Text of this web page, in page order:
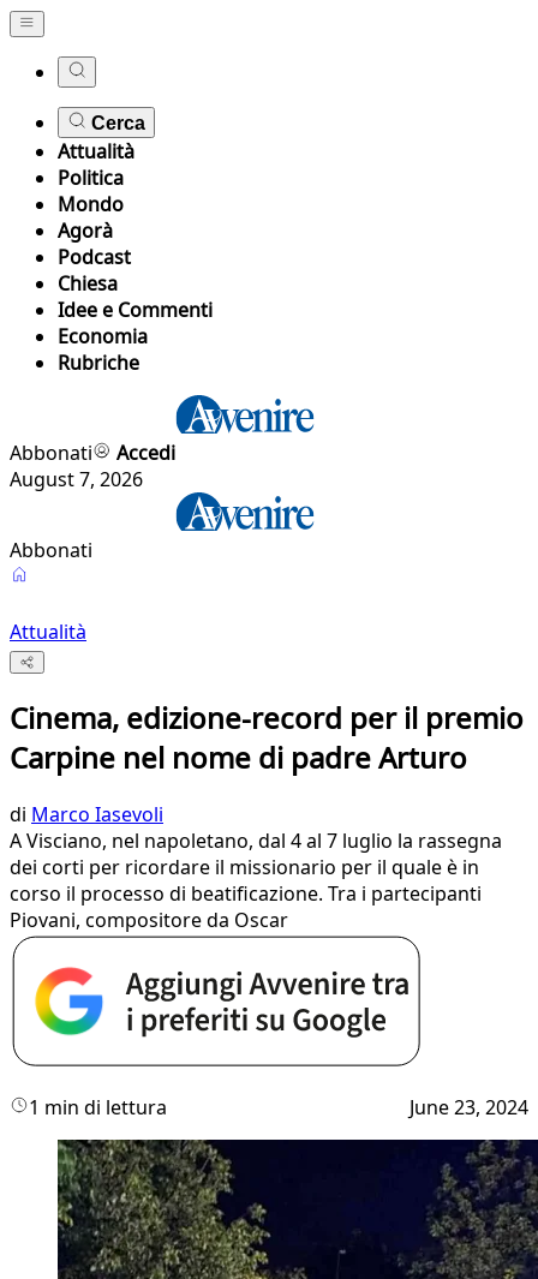
Cerca
Attualità
Politica
Mondo
Agorà
Podcast
Chiesa
Idee e Commenti
Economia
Rubriche
Abbonati
Accedi
August 7, 2026
Abbonati
Attualità
Cinema, edizione-record per il premio
Carpine nel nome di padre Arturo
di Marco Iasevoli
A Visciano, nel napoletano, dal 4 al 7 luglio la rassegna
dei corti per ricordare il missionario per il quale è in
corso il processo di beatificazione. Tra i partecipanti
Piovani, compositore da Oscar
1 min di lettura June 23, 2024